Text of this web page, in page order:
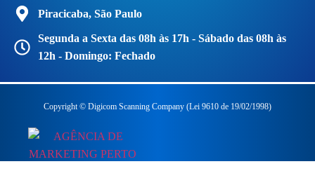
Piracicaba, São Paulo
Segunda a Sexta das 08h às 17h - Sábado das 08h às
12h - Domingo: Fechado
Copyright © Digicom Scanning Company (Lei 9610 de 19/02/1998)